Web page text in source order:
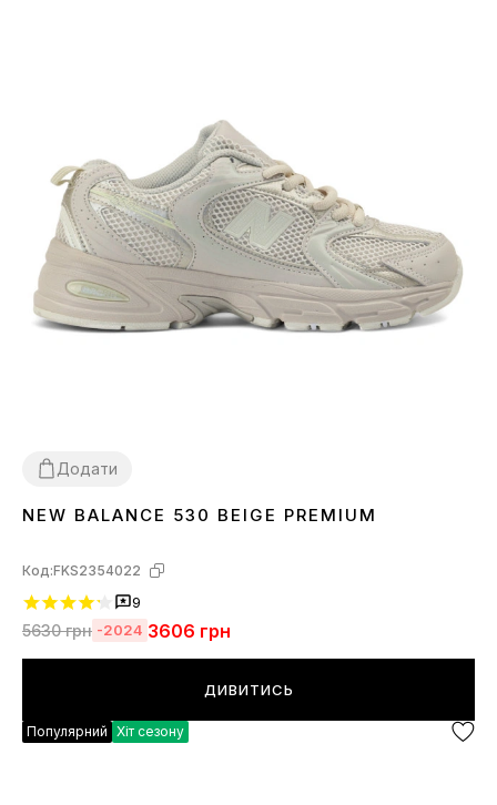
Додати
3637 3839404143 4445
NEW BALANCE 530 BEIGE PREMIUM
Код:FKS2354022
9
5630грн -2024 3606 грн
ДИВИТИСЬ
Популярний Хіт сезону